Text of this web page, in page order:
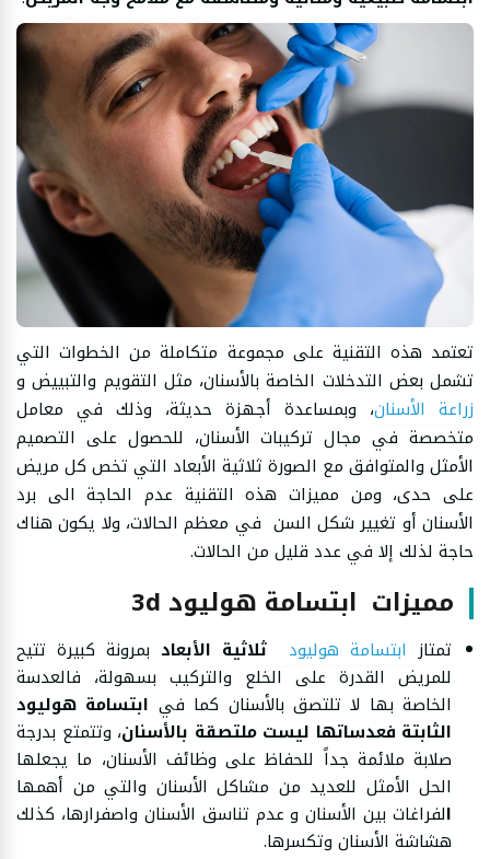
تعتمد هذه التقنية على مجموعة متكاملة من الخطوات التي
تشمل بعض التدخلات الخاصة بالأسنان، مثل التقويم والتبييض و
زراعة الأسنان، وبمساعدة أجهزة حديثة، وذلك في معامل
متخصصة في مجال تركيبات الأسنان، للحصول على التصميم
الأمثل والمتوافق مع الصورة ثلاثية الأبعاد التي تخص كل مريض
على حدى، ومن مميزات هذه التقنية عدم الحاجة الى برد
الأسنان أو تغيير شكل السن في معظم الحالات، ولا يكون هناك
حاجة لذلك إلا في عدد قليل من الحالات.
مميزات ابتسامة هوليود 3d
تمتاز ابتسامة هوليود ثلاثية الأبعاد بمرونة كبيرة تتيح
للمريض القدرة على الخلع والتركيب بسهولة، فالعدسة
الخاصة بها لا تلتصق بالأسنان كما في ابتسامة هوليود
الثابتة فعدساتها ليست ملتصقة بالأسنان، وتتمتع بدرجة
صلابة ملائمة جداً للحفاظ على وظائف الأسنان، ما يجعلها
الحل الأمثل للعديد من مشاكل الأسنان والتي من أهمها
الفراغات بين الأسنان و عدم تناسق الأسنان واصفرارها، كذلك
هشاشة الأسنان وتكسرها.